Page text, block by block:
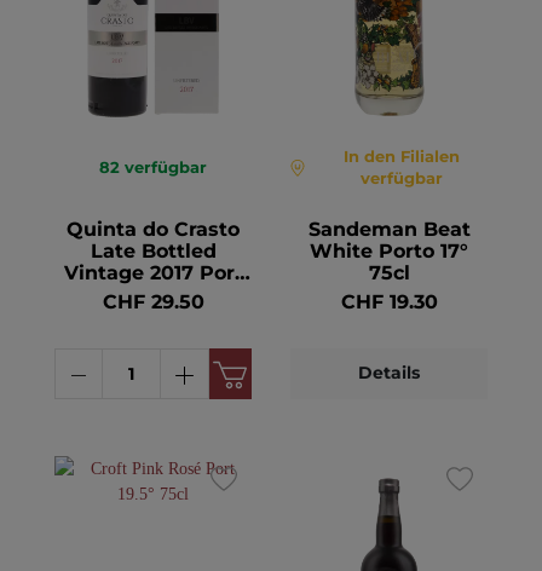
82 verfügbar
Quinta do Crasto
Late Bottled
Vintage 2017 Port
20° 75cl
CHF 29.50
In den Filialen
verfügbar
Sandeman Beat
White Porto 17°
75cl
CHF 19.30
Details